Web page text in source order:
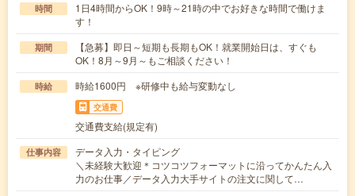
時間
1日4時間からOK！9時～21時の中でお好きな時間で働けま
す！
期間
【急募】即日～短期も長期もOK！就業開始日は、すぐも
OK！8月～9月～もご相談ください！
時給 時給1600円 ※研修中も給与変動なし
交通費
交通費支給(規定有)
仕事内容
データ入力・タイピング
＼未経験大歓迎＊コツコツフォーマットに沿ってかんたん入
力のお仕事／データ入力大手サイトの注文に関して…